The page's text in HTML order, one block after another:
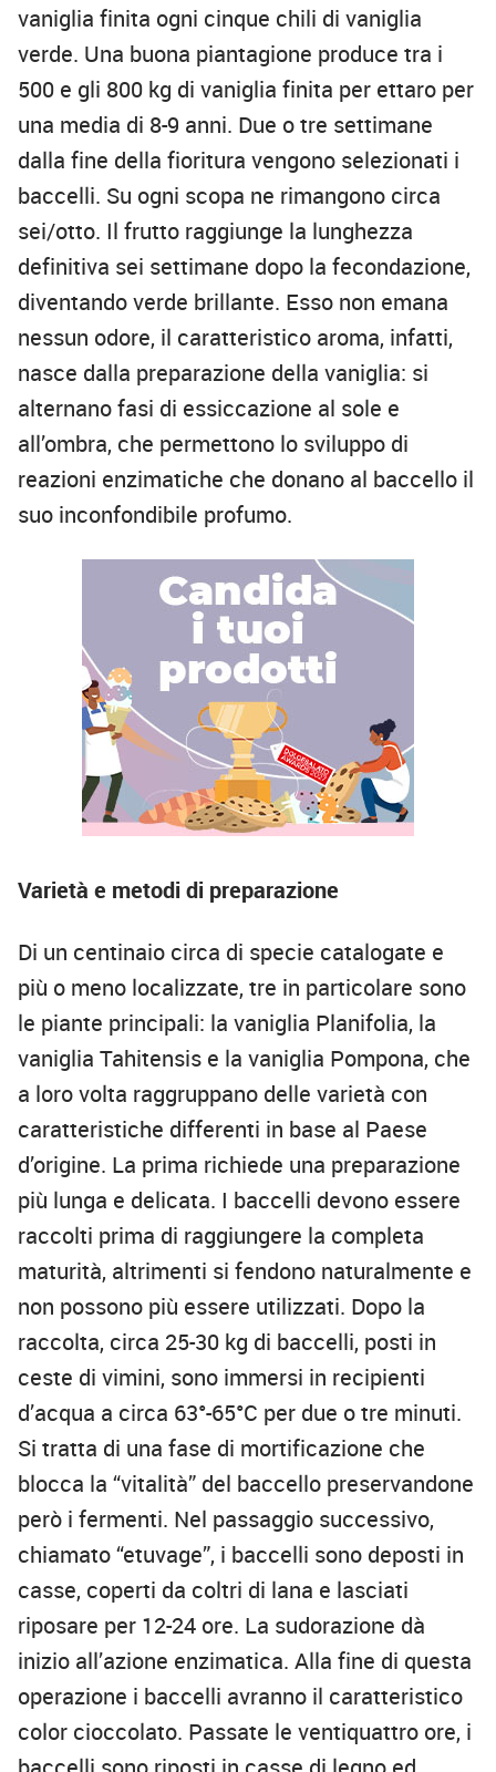
vaniglia finita ogni cinque chili di vaniglia
verde. Una buona piantagione produce tra i
500 e gli 800 kg di vaniglia finita per ettaro per
una media di 8-9 anni. Due o tre settimane
dalla fine della fioritura vengono selezionati i
baccelli. Su ogni scopa ne rimangono circa
sei/otto. Il frutto raggiunge la lunghezza
definitiva sei settimane dopo la fecondazione,
diventando verde brillante. Esso non emana
nessun odore, il caratteristico aroma, infatti,
nasce dalla preparazione della vaniglia: si
alternano fasi di essiccazione al sole e
all’ombra, che permettono lo sviluppo di
reazioni enzimatiche che donano al baccello il
suo inconfondibile profumo.
Varietà e metodi di preparazione
Di un centinaio circa di specie catalogate e
più o meno localizzate, tre in particolare sono
le piante principali: la vaniglia Planifolia, la
vaniglia Tahitensis e la vaniglia Pompona, che
a loro volta raggruppano delle varietà con
caratteristiche differenti in base al Paese
d’origine. La prima richiede una preparazione
più lunga e delicata. I baccelli devono essere
raccolti prima di raggiungere la completa
maturità, altrimenti si fendono naturalmente e
non possono più essere utilizzati. Dopo la
raccolta, circa 25-30 kg di baccelli, posti in
ceste di vimini, sono immersi in recipienti
d’acqua a circa 63°-65°C per due o tre minuti.
Si tratta di una fase di mortificazione che
blocca la “vitalità” del baccello preservandone
però i fermenti. Nel passaggio successivo,
chiamato “etuvage”, i baccelli sono deposti in
casse, coperti da coltri di lana e lasciati
riposare per 12-24 ore. La sudorazione dà
inizio all’azione enzimatica. Alla fine di questa
operazione i baccelli avranno il caratteristico
color cioccolato. Passate le ventiquattro ore, i